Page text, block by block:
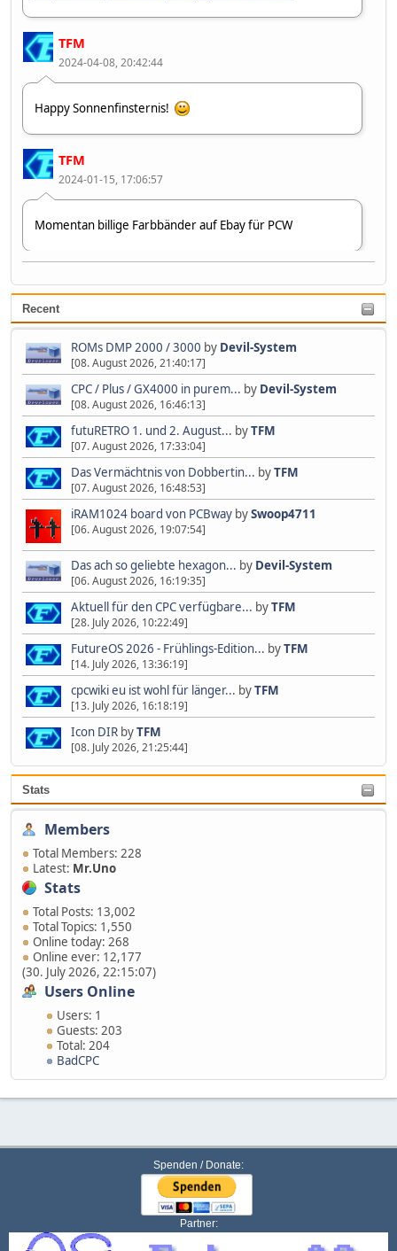
TFM
2024-04-08, 20:42:44
Happy Sonnenfinsternis!
TFM
2024-01-15, 17:06:57
Momentan billige Farbbänder auf Ebay für PCW
2023-07-09, 10:37:40
Zweiter 👋😂🤣
Recent
ROMs DMP 2000 / 3000 by Devil-System
[08. August 2026, 21:40:17]
CPC / Plus / GX4000 in purem... by Devil-System
[08. August 2026, 16:46:13]
futuRETRO 1. und 2. August... byTFM
[07. August 2026, 17:33:04]
Das Vermächtnis von Dobbertin... byTFM
[07. August 2026, 16:48:53]
iRAM1024 board von PCBway bySwoop4711
[06. August 2026, 19:07:54]
Das ach so geliebte hexagon... by Devil-System
[06. August 2026, 16:19:35]
Aktuell für den CPC verfügbare... byTFM
[28. July 2026, 10:22:49]
FutureOS 2026 - Frühlings-Edition... byTFM
[14. July 2026, 13:36:19]
cpcwiki eu ist wohl für länger... byTFM
[13. July 2026, 16:18:19]
Icon DIR byTFM
[08. July 2026, 21:25:44]
Stats
Members
Total Members: 228
Latest: Mr.Uno
Stats
Total Posts: 13,002
Total Topics: 1,550
Online today: 268
Online ever: 12,177
(30. July 2026, 22:15:07)
Users Online
Users: 1
Guests: 203
Total: 204
BadCPC
Spenden / Donate:
Partner: